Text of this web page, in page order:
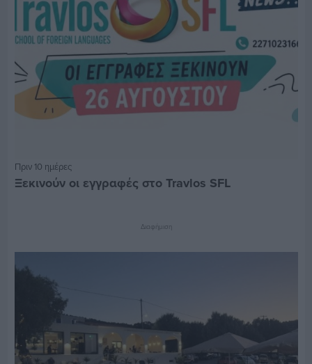
Πριν 10 ημέρες
Ξεκινούν οι εγγραφές στο Travlos SFL
Διαφήμιση